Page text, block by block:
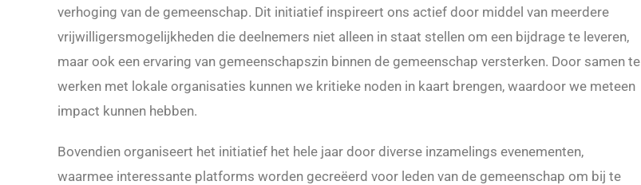
verhoging van de gemeenschap. Dit initiatief inspireert ons actief door middel van meerdere
vrijwilligersmogelijkheden die deelnemers niet alleen in staat stellen om een bijdrage te leveren,
maar ook een ervaring van gemeenschapszin binnen de gemeenschap versterken. Door samen te
werken met lokale organisaties kunnen we kritieke noden in kaart brengen, waardoor we meteen
impact kunnen hebben.
Bovendien organiseert het initiatief het hele jaar door diverse inzamelings evenementen,
waarmee interessante platforms worden gecreëerd voor leden van de gemeenschap om bij te